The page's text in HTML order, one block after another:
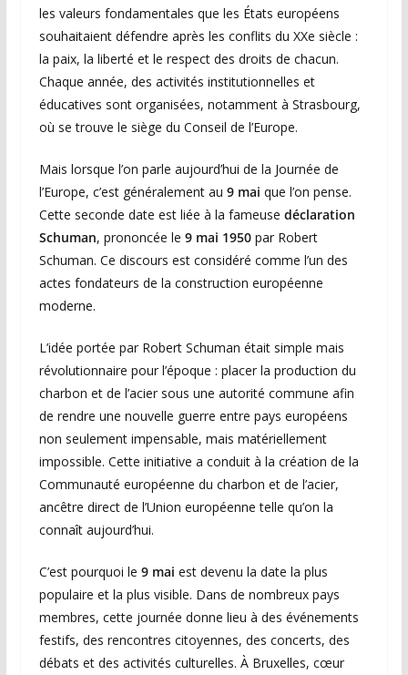
les valeurs fondamentales que les États européens
souhaitaient défendre après les conflits du XXe siècle :
la paix, la liberté et le respect des droits de chacun.
Chaque année, des activités institutionnelles et
éducatives sont organisées, notamment à Strasbourg,
où se trouve le siège du Conseil de l’Europe.
Mais lorsque l’on parle aujourd’hui de la Journée de
l’Europe, c’est généralement au 9 mai que l’on pense.
Cette seconde date est liée à la fameuse déclaration
Schuman, prononcée le 9 mai 1950par Robert
Schuman. Ce discours est considéré comme l’un des
actes fondateurs de la construction européenne
moderne.
L’idée portée par Robert Schuman était simple mais
révolutionnaire pour l’époque : placer la production du
charbon et de l’acier sous une autorité commune afin
de rendre une nouvelle guerre entre pays européens
non seulement impensable, mais matériellement
impossible. Cette initiative a conduit à la création de la
Communauté européenne du charbon et de l’acier,
ancêtre direct de l’Union européenne telle qu’on la
connaît aujourd’hui.
C’est pourquoi le 9 mai est devenu la date la plus
populaire et la plus visible. Dans de nombreux pays
membres, cette journée donne lieu à des événements
festifs, des rencontres citoyennes, des concerts, des
débats et des activités culturelles. À Bruxelles, cœur